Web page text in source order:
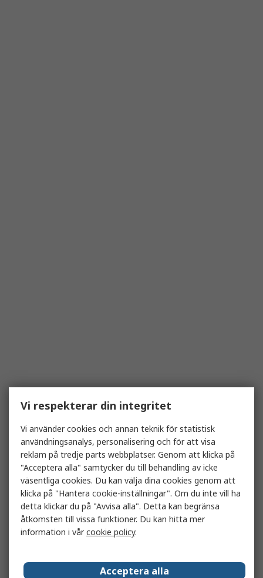
Vi respekterar din integritet
Vi använder cookies och annan teknik för statistisk
användningsanalys, personalisering och för att visa
reklam på tredje parts webbplatser. Genom att klicka på
"Acceptera alla" samtycker du till behandling av icke
väsentliga cookies. Du kan välja dina cookies genom att
klicka på "Hantera cookie-inställningar". Om du inte vill ha
detta klickar du på "Avvisa alla". Detta kan begränsa
åtkomsten till vissa funktioner. Du kan hitta mer
information i vårcookie policy.
Acceptera alla